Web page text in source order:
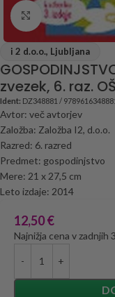
Click to enlarge
i 2 d.o.o., Ljubljana
zvezek, 6. raz.
Ident: DZ348881 /
Avtor: več avtorjev
Založba: Založba I2, d.o.o.
Razred: 6. razred
Predmet: gospodinjstvo
Mere: 21 x 27,5 cm
Leto izdaje: 2014
12,50€
Najnižja cena v zadnjih